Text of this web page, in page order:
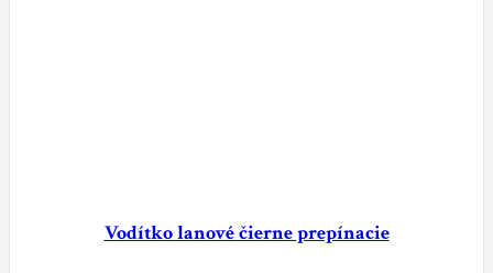
Vodítko lanové čierne prepínacie